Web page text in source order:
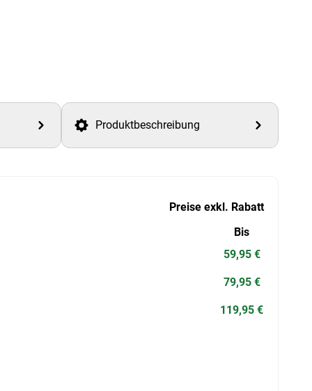
Produktbeschreibung
Preise exkl. Rabatt
Bis
59,95 €
79,95 €
119,95 €